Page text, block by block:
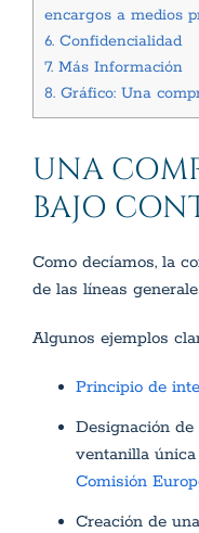
encargos a medios
6. Confidencialidad
7. Más Información
8. Gráfico: Una
UNA
BAJO
Como decíamos, la
de las líneas
Algunos ejemplos
Principio de
Designación de
ventanilla
Comisión
Creación de una